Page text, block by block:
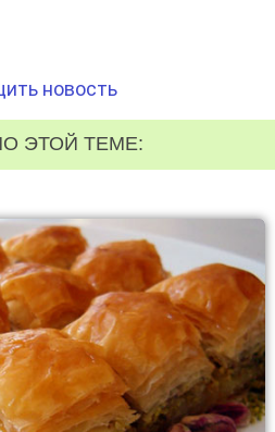
новость
ЭТОЙ ТЕМЕ: